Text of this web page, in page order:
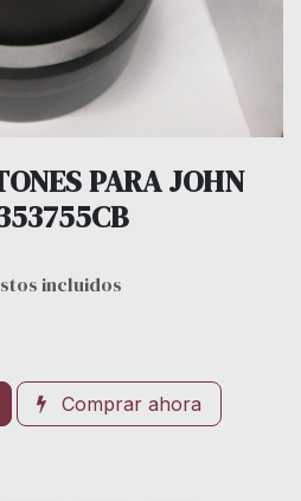
PARA JOHN
incluidos
Comprar ahora